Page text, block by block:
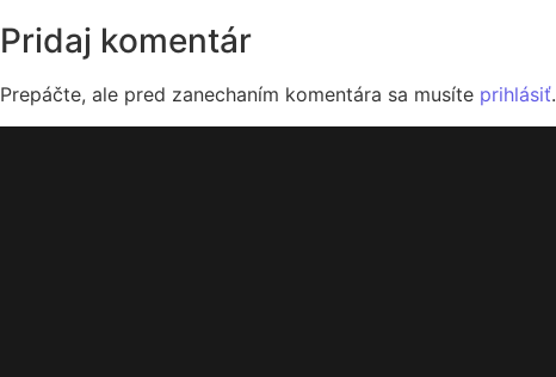
Pridaj komentár
Prepáčte, ale pred zanechaním komentára sa musíte prihlásiť.